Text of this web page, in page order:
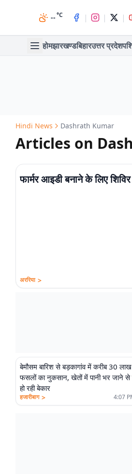
--°C | | |
होमझारखण्डबिहारउत्तर प्रदेश
Hindi News Dashrath Kumar
Articles on
फार्मर आइडी बनाने के लिए
अररिया >
बेमौसम बारिश से बड़कागांव में करीब 30
फसलों का नुकसान, खेतों में पानी भर जाने से
हो रही बेकार
हजारीबाग > 4:07